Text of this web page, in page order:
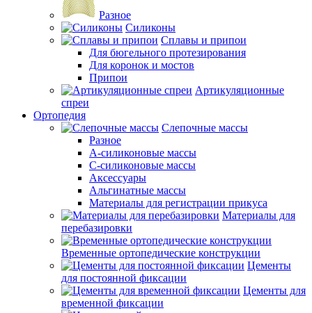
Разное
Силиконы
Сплавы и припои
Для бюгельного протезирования
Для коронок и мостов
Припои
Артикуляционные
спреи
Ортопедия
Слепочные массы
Разное
А-силиконовые массы
С-силиконовые массы
Аксессуары
Альгинатные массы
Материалы для регистрации прикуса
Материалы для
перебазировки
Временные ортопедические конструкции
Цементы
для постоянной фиксации
Цементы для
временной фиксации